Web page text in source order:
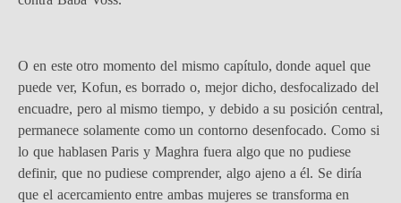
O en este otro momento del mismo capítulo, donde aquel que
puede ver, Kofun, es borrado o, mejor dicho, desfocalizado del
encuadre, pero al mismo tiempo, y debido a su posición central,
permanece solamente como un contorno desenfocado. Como si
lo que hablasen Paris y Maghra fuera algo que no pudiese
definir, que no pudiese comprender, algo ajeno a él. Se diría
que el acercamiento entre ambas mujeres se transforma en